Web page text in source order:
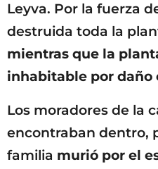
Leyva. Por la fuerza
destruida toda la
mientras que la
inhabitable por daño
Los moradores de la
encontraban dentro,
familia murió por el